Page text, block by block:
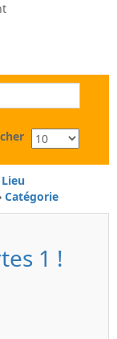
Lieu
Catégorie
1 !